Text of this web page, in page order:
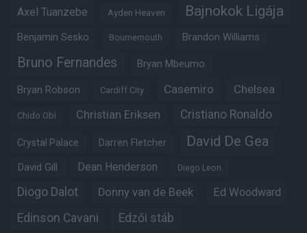
Axel Tuanzebe Ayden Heaven Bajnokok Ligája
Benjamin Sesko Bournemouth Brandon Williams
Bruno Fernandes Bryan Mbeumo
Bryan Robson Cardiff City Casemiro Chelsea
Chido Obi Christian Eriksen Cristiano Ronaldo
Crystal Palace Darren Fletcher David De Gea
David Gill Dean Henderson Diego Leon
Diogo Dalot Donny van de Beek Ed Woodward
Edinson Cavani Edzői stáb